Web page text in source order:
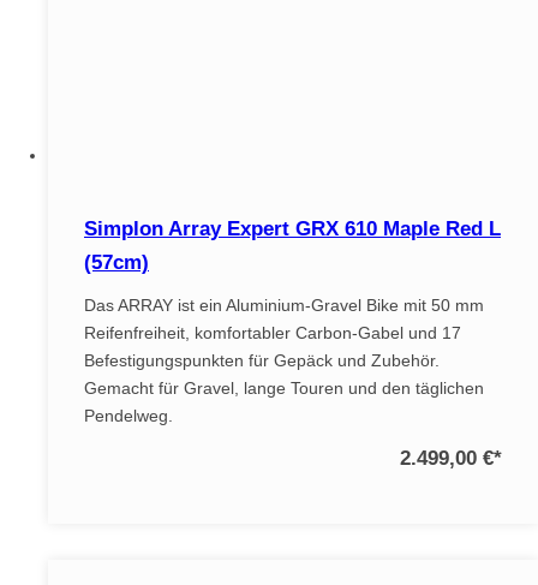
Simplon Array Expert GRX 610 Maple Red L
(57cm)
Das ARRAY ist ein Aluminium-Gravel Bike mit 50 mm
Reifenfreiheit, komfortabler Carbon-Gabel und 17
Befestigungspunkten für Gepäck und Zubehör.
Gemacht für Gravel, lange Touren und den täglichen
Pendelweg.
2.499,00 €*